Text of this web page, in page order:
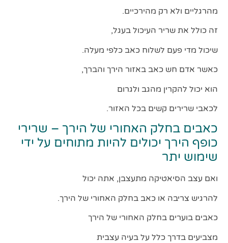
מהרגליים ולא רק מהירכיים.
זה כולל את שריר העיכול בעגל,
שיכול מדי פעם לשלוח כאב כלפי מעלה.
כאשר אדם חש כאב באזור הירך והברך,
הוא יכול להקרין מהגב ולגרום
לכאבי שרירים קשים בכל האזור.
כאבים בחלק האחורי של הירך – שרירי
כופף הירך יכולים להיות מתוחים על ידי
שימוש יתר
ואם עצב הסיאטיקה מתעצבן, אתה יכול
להרגיש צריבה או כאב בחלק האחורי של הירך.
כאבים בוערים בחלק האחורי של הירך
מצביעים בדרך כלל על בעיה עצבית